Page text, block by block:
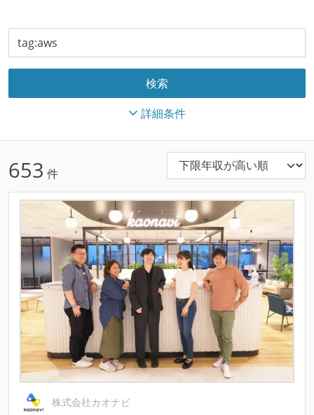
詳細条件
653 件
株式会社カオナビ